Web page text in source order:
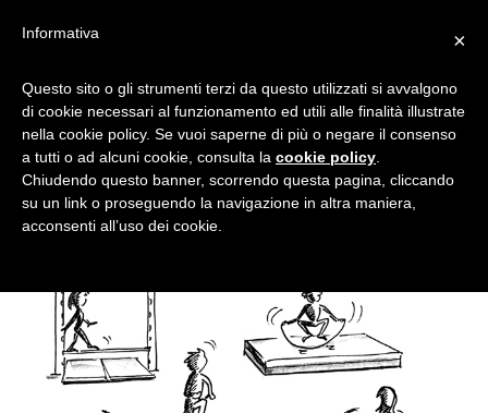
MUOVERSI IN CASA…
SENZA DISTRUGGERE
NIENTE!
×
Informativa
Questo sito o gli strumenti terzi da questo utilizzati si avvalgono
di cookie necessari al funzionamento ed utili alle finalità illustrate
nella cookie policy. Se vuoi saperne di più o negare il consenso
a tutti o ad alcuni cookie, consulta la cookie policy
Chiudendo questo banner, scorrendo questa pagina, cliccando
su un link o proseguendo la navigazione in altra maniera,
acconsenti all’uso dei cookie.